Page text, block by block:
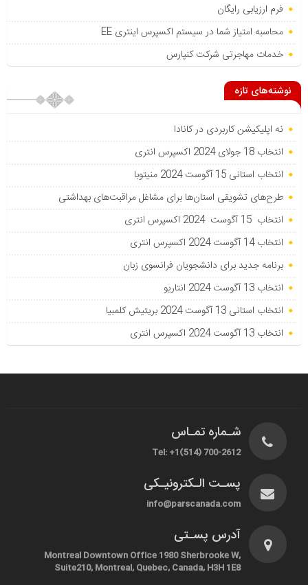
فرم ارزیابی رایگان
محاسبه امتیاز شما در سیستم اکسپرس اینتری EE
خدمات مهاجرتی شرکت کنپارس
نوشته‌های تازه
نه اپلیکیشن کاربردی در کانادا
انتخاب 18 جولای 2024 اکسپرس انتری
انتخاب استانی 15 آگوست 2024 منیتوبا
طرح‌های تشویقی استان‌ها برای مشاغل مراقبت‌های بهداشتی
انتخاب 15 آگوست 2024 اکسپرس انتری
انتخاب 14 آگوست 2024 اکسپرس انتری
برنامه جدید برای دانشجویان فرانسوی زبان
انتخاب 13 آگوست 2024 انتاریو
انتخاب استانی 13 آگوست 2024 بریتیش کلمبیا
انتخاب 13 آگوست 2024 اکسپرس انتری
شـماره تمـاس
Tel: +1(514) 700-2612
پسـت الـکترونیـکی
info@parscanada.com
آدرس پسـتی
Montreal Downtown Office 1980 Sherbrooke W,
Suite210, Montreal, Quebec, Canada, H3H 1E8